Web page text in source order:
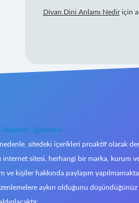
Divan Dini Anlamı Nediriçin
Telegram: @karabul
sitedeki içerikleri proaktif olarak
sitesi, herhangi bir marka, kurum
ve kişiler hakkında paylaşım
aykırı olduğunu düşündüğünüz